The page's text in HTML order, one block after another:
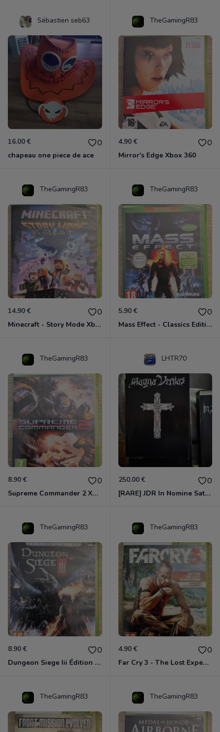
Sébastien seb63
16.00 € 0
chapeau one piece de ace
TheGamingR83
4.90 € 0
Mirror's Edge Xbox 360
TheGamingR83
14.90 € 0
Minecraft - Story Mode Xbox 360
TheGamingR83
5.90 € 0
Mass Effect - Classics Edition Xbox 360
TheGamingR83
8.90 € 0
Supreme Commander 2 Xbox 360
LHTR70
250.00 € 0
[RARE] JDR In Nomine Satanis / Magna Veritas – 1ère Édition BOÎTE (DOS BLANC, 1989) - CROC / Siroz
TheGamingR83
8.90 € 0
Dungeon Siege Iii Édition Limitée - Vf Intégrale Xbox 360
TheGamingR83
4.90 € 0
Far Cry 3 - The Lost Expeditions - Edition Spéciale Xbox 360
TheGamingR83 TheGamingR83